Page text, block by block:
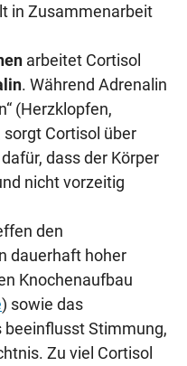
in Zusammenarbeit
arbeitet Cortisol
. Während Adrenalin
(Herzklopfen,
Cortisol über
dass der Körper
nicht vorzeitig
den
dauerhaft hoher
Knochenaufbau
) sowie das
Stimmung,
Zu viel Cortisol